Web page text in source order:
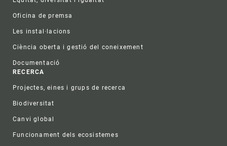
Oficina de premsa
Les instal·lacions
Ciència oberta i gestió del coneixement
Documentació
RECERCA
Projectes, eines i grups de recerca
Biodiversitat
Canvi global
Funcionament dels ecosistemes